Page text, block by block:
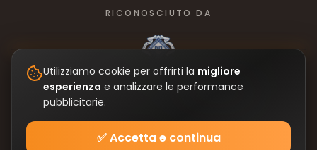
Utilizziamo cookie per offrirti la migliore
esperienza e analizzare le performance
pubblicitarie.
✅ Accetta e continua
RICONOSCIUTO DA
Privacy Policy |Cookie Policy|Gestisci Cookie